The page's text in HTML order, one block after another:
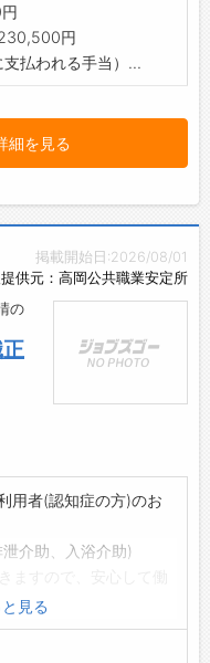
円
支払われる手当）...
細を見る
掲載開始日:2026/08/01
供元：高岡公共職業安定所
の
用者(認知症の方)のお
介助、入浴介助)
えるように施設行事
見る